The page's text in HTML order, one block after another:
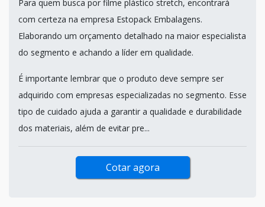
Para quem busca por filme plástico stretch, encontrará
com certeza na empresa Estopack Embalagens.
Elaborando um orçamento detalhado na maior especialista
do segmento e achando a líder em qualidade.
É importante lembrar que o produto deve sempre ser
adquirido com empresas especializadas no segmento. Esse
tipo de cuidado ajuda a garantir a qualidade e durabilidade
dos materiais, além de evitar pre...
Cotar agora